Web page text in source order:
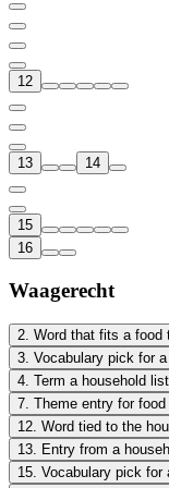
12
13 14
15
16
Waagerecht
2. Word that fits a food
3. Vocabulary pick for
4. Term a household
7. Theme entry for
12. Word tied to the
13. Entry from a
15. Vocabulary pick for